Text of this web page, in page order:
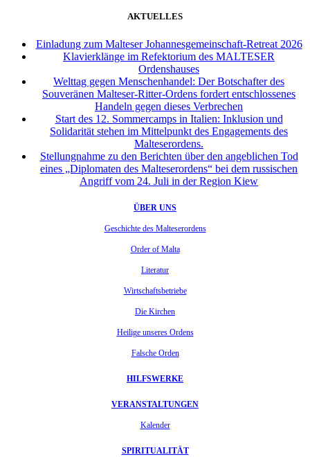
AKTUELLES
Einladung zum Malteser Johannesgemeinschaft-Retreat 2026
Klavierklänge im Refektorium des MALTESER
Ordenshauses
Welttag gegen Menschenhandel: Der Botschafter des
Souveränen Malteser-Ritter-Ordens fordert entschlossenes
Handeln gegen dieses Verbrechen
Start des 12. Sommercamps in Italien: Inklusion und
Solidarität stehen im Mittelpunkt des Engagements des
Malteserordens.
Stellungnahme zu den Berichten über den angeblichen Tod
eines „Diplomaten des Malteserordens“ bei dem russischen
Angriff vom 24. Juli in der Region Kiew
ÜBER UNS
Geschichte des Malteserordens
Order of Malta
Literatur
Wirtschaftsbetriebe
Die Kirchen
Heilige unseres Ordens
Falsche Orden
HILFSWERKE
VERANSTALTUNGEN
Kalender
SPIRITUALITÄT